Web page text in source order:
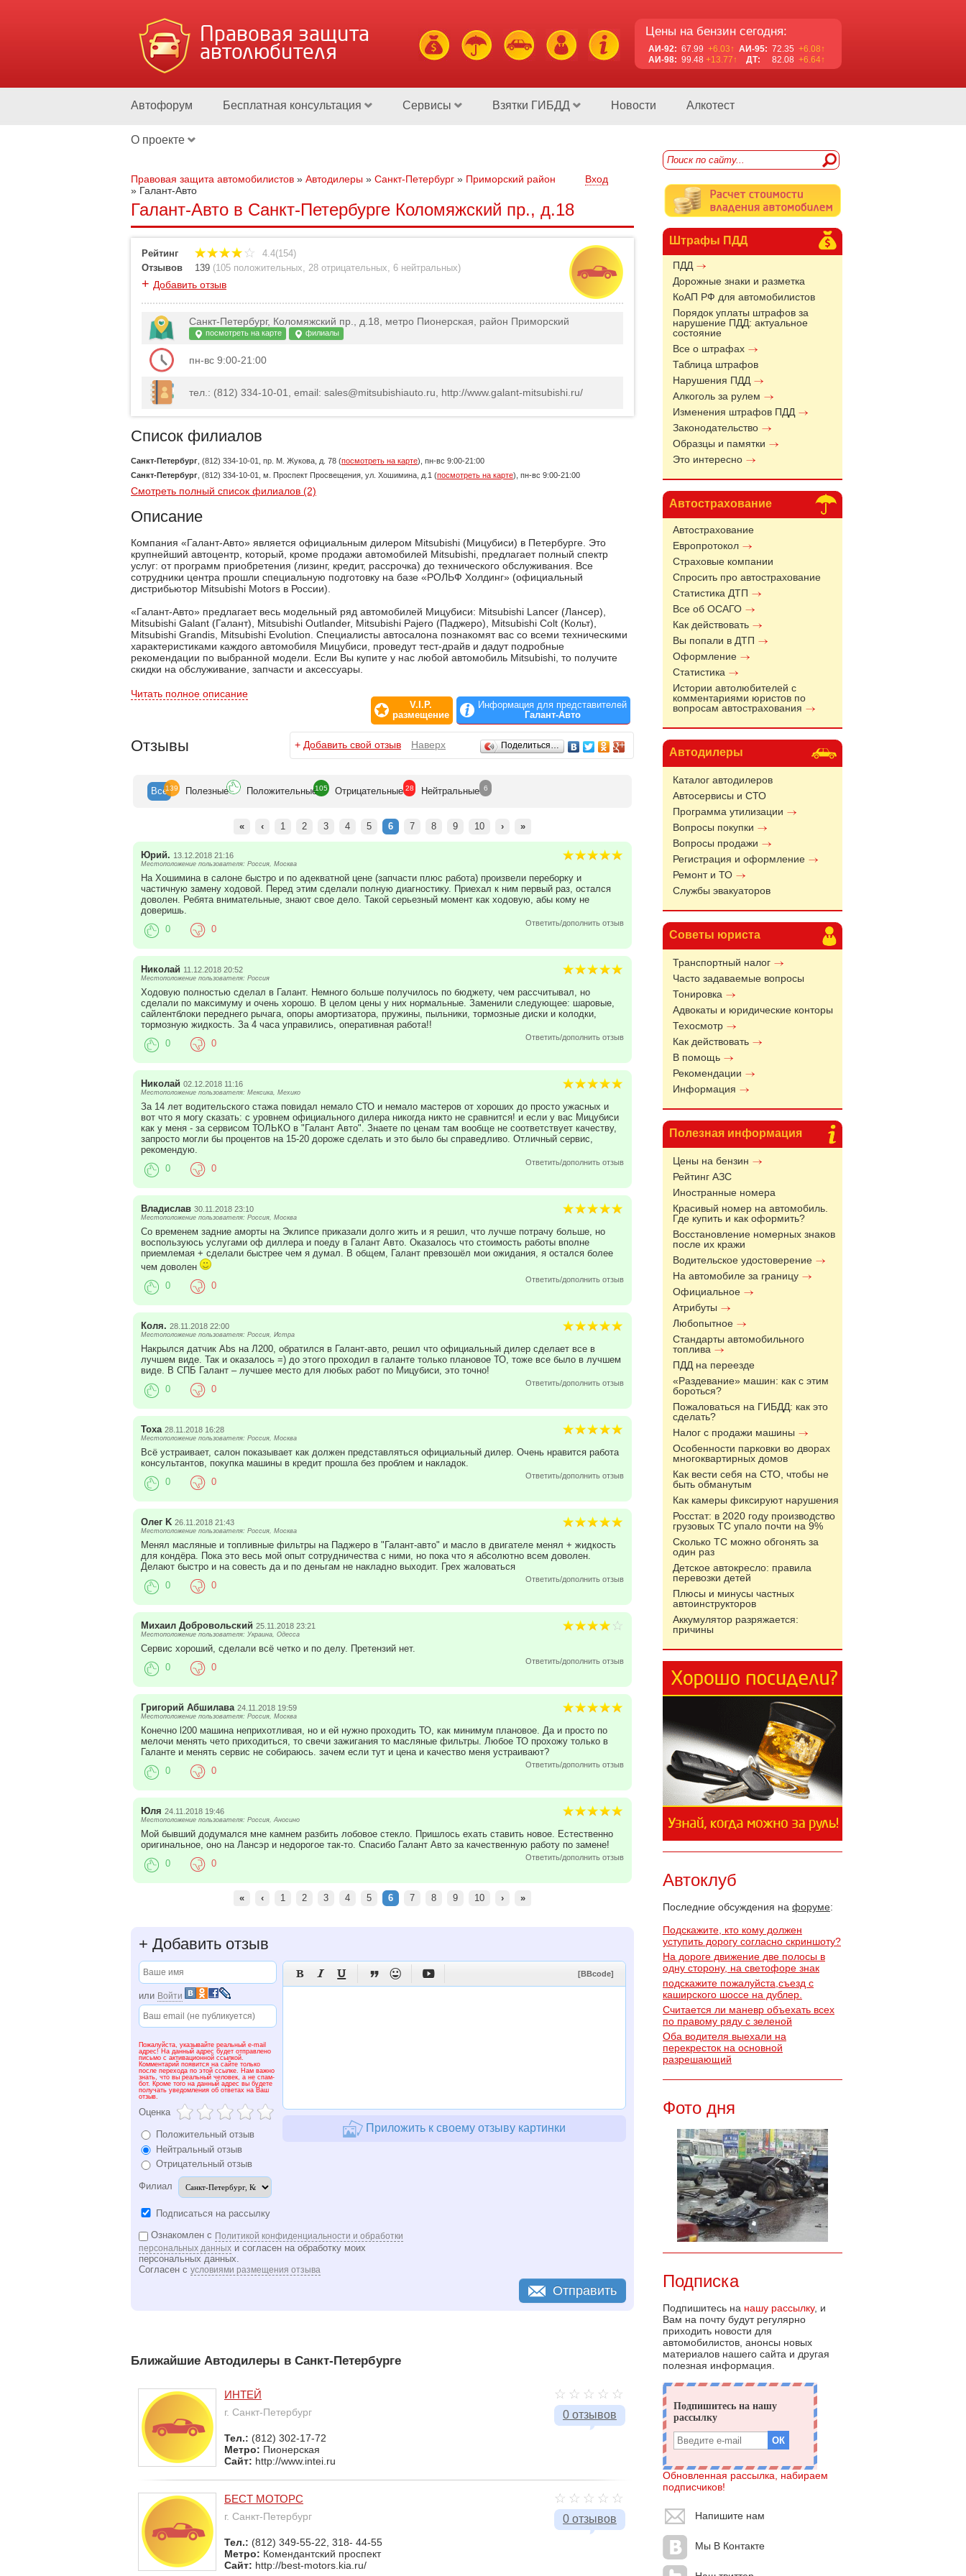
Правовая защита
автолюбителя
Цены на бензин сегодня:
АИ-92: 67.99 +6.03↑ АИ-95: 72.35 +6.08↑
АИ-98: 99.48 +13.77↑ ДТ: 82.08 +6.64↑
Автофорум Бесплатная консультация Сервисы Взятки ГИБДД Новости Алкотест
О проекте
Штрафы ПДД
ПДД
Дорожные знаки и разметка
КоАП РФ для автомобилистов
Порядок уплаты штрафов за
нарушение ПДД: актуальное
состояние
Все о штрафах
Таблица штрафов
Нарушения ПДД
Алкоголь за рулем
Изменения штрафов ПДД
Законодательство
Образцы и памятки
Это интересно
Автострахование
Автострахование
Европротокол
Страховые компании
Спросить про автострахование
Статистика ДТП
Все об ОСАГО
Как действовать
Вы попали в ДТП
Оформление
Статистика
Истории автолюбителей с
комментариями юристов по
вопросам автострахования
Автодилеры
Каталог автодилеров
Автосервисы и СТО
Программа утилизации
Вопросы покупки
Вопросы продажи
Регистрация и оформление
Ремонт и ТО
Службы эвакуаторов
Советы юриста
Транспортный налог
Часто задаваемые вопросы
Тонировка
Адвокаты и юридические конторы
Техосмотр
Как действовать
В помощь
Рекомендации
Информация
Полезная информация
Цены на бензин
Рейтинг АЗС
Иностранные номера
Красивый номер на автомобиль.
Где купить и как оформить?
Восстановление номерных знаков
после их кражи
Водительское удостоверение
На автомобиле за границу
Официальное
Атрибуты
Любопытное
Стандарты автомобильного
топлива
ПДД на переезде
«Раздевание» машин: как с этим
бороться?
Пожаловаться на ГИБДД: как это
сделать?
Налог с продажи машины
Особенности парковки во дворах
многоквартирных домов
Как вести себя на СТО, чтобы не
быть обманутым
Как камеры фиксируют нарушения
Росстат: в 2020 году производство
грузовых ТС упало почти на 9%
Сколько ТС можно обгонять за
один раз
Детское автокресло: правила
перевозки детей
Плюсы и минусы частных
автоинструкторов
Аккумулятор разряжается:
причины
Автоклуб
Последние обсуждения на форуме:
Подскажите, кто кому должен
уступить дорогу согласно скриншоту?
На дороге движение две полосы в
одну сторону, на светофоре знак
подскажите пожалуйста,съезд с
каширского шоссе на дублер.
Считается ли маневр объехать всех
по правому ряду с зеленой
Оба водителя выехали на
перекресток на основной
разрешающий
Фото дня
Подписка
Подпишитесь на нашу рассылку, и
Вам на почту будут регулярно
приходить новости для
автомобилистов, анонсы новых
материалов нашего сайта и другая
полезная информация.
Обновленная рассылка, набираем
подписчиков!
Напишите нам
Мы В Контакте
Правовая защита автомобилистов » Автодилеры » Санкт-Петербург » Приморский район
» Галант-Авто
Вход
Галант-Авто в Санкт-Петербурге Коломяжский пр., д.18
Рейтинг
4.4(154)
Отзывов
139 (105 положительных, 28 отрицательных, 6 нейтральных)
+ Добавить отзыв
Санкт-Петербург, Коломяжский пр., д.18, метро Пионерская, район Приморский
посмотреть на карте филиалы
пн-вс 9:00-21:00
тел.: (812) 334-10-01, email: sales@mitsubishiauto.ru, http://www.galant-mitsubishi.ru/
Список филиалов
Санкт-Петербург , (812) 334-10-01, пр. М. Жукова, д. 78 (посмотреть на карте), пн-вс 9:00-21:00
Санкт-Петербург , (812) 334-10-01, м. Проспект Просвещения, ул. Хошимина, д.1 (посмотреть на карте), пн-вс 9:00-21:00
Смотреть полный список филиалов (2)
Описание
Компания «Галант-Авто» является официальным дилером Mitsubishi (Мицубиси) в Петербурге. Это
крупнейший автоцентр, который, кроме продажи автомобилей Mitsubishi, предлагает полный спектр
услуг: от программ приобретения (лизинг, кредит, рассрочка) до технического обслуживания. Все
сотрудники центра прошли специальную подготовку на базе «РОЛЬФ Холдинг» (официальный
дистрибьютор Mitsubishi Motors в России).
«Галант-Авто» предлагает весь модельный ряд автомобилей Мицубиси: Mitsubishi Lancer (Лансер),
Mitsubishi Galant (Галант), Mitsubishi Outlander, Mitsubishi Pajero (Паджеро), Mitsubishi Colt (Кольт),
Mitsubishi Grandis, Mitsubishi Evolution. Специалисты автосалона познакомят вас со всеми техническими
характеристиками каждого автомобиля Мицубиси, проведут тест-драйв и дадут подробные
рекомендации по выбранной модели. Если Вы купите у нас любой автомобиль Mitsubishi, то получите
скидки на обслуживание, запчасти и аксессуары.
Только в салонах «Галант-Авто» вы сможете купить самые популярные автомобили Mitsubishi
(Мицубиси) с различной комплектацией: Lancer X (Лансер Х), Outlander XL (Аутлендер ХL), Mitsubishi
ort (Паджеро Спорт), Mitsubishi Evolution и многое другие. На складе «Галант-Авто» всегда предоставлен
широкий выбор запчастей и комплектующих.
Читать полное описание
V.I.P.
размещение
Информация для представителей
Галант-Авто
Отзывы + Добавить свой отзыв Наверх Поделиться…
Все139 Полезные Положительные105 Отрицательные 28 Нейтральные 6
« ‹ 1 2 3 4 5 6 7 8 9 10 › »
Юрий. 13.12.2018 21:16
Местоположение пользователя: Россия, Москва
На Хошимина в салоне быстро и по адекватной цене (запчасти плюс работа) произвели переборку и
частичную замену ходовой. Перед этим сделали полную диагностику. Приехал к ним первый раз, остался
доволен. Ребята внимательные, знают свое дело. Такой серьезный момент как ходовую, абы кому не
доверишь.
Ответить/дополнить отзыв
0 0
Николай 11.12.2018 20:52
Местоположение пользователя: Россия
Ходовую полностью сделал в Галант. Немного больше получилось по бюджету, чем рассчитывал, но
сделали по максимуму и очень хорошо. В целом цены у них нормальные. Заменили следующее: шаровые,
сайлентблоки переднего рычага, опоры амортизатора, пружины, пыльники, тормозные диски и колодки,
тормозную жидкость. За 4 часа управились, оперативная работа!!
Ответить/дополнить отзыв
0 0
Николай 02.12.2018 11:16
Местоположение пользователя: Мексика, Мехико
За 14 лет водительского стажа повидал немало СТО и немало мастеров от хороших до просто ужасных и
вот что я могу сказать: с уровнем официального дилера никогда никто не сравнится! и если у вас Мицубиси
как у меня - за сервисом ТОЛЬКО в "Галант Авто". Знаете по ценам там вообще не соответствует качеству,
запросто могли бы процентов на 15-20 дороже сделать и это было бы справедливо. Отличный сервис,
рекомендую.
Ответить/дополнить отзыв
0 0
Владислав 30.11.2018 23:10
Местоположение пользователя: Россия, Москва
Со временем задние аморты на Эклипсе приказали долго жить и я решил, что лучше потрачу больше, но
воспользуюсь услугами оф диллера и поеду в Галант Авто. Оказалось что стоимость работы вполне
приемлемая + сделали быстрее чем я думал. В общем, Галант превзошёл мои ожидания, я остался более
чем доволен
Ответить/дополнить отзыв
0 0
Коля. 28.11.2018 22:00
Местоположение пользователя: Россия, Истра
Накрылся датчик Abs на Л200, обратился в Галант-авто, решил что официальный дилер сделает все в
лучшем виде. Так и оказалось =) до этого проходил в галанте только плановое ТО, тоже все было в лучшем
виде. В СПБ Галант – лучшее место для любых работ по Мицубиси, это точно!
Ответить/дополнить отзыв
0 0
Тоха 28.11.2018 16:28
Местоположение пользователя: Россия, Москва
Всё устраивает, салон показывает как должен представляться официальный дилер. Очень нравится работа
консультантов, покупка машины в кредит прошла без проблем и накладок.
Ответить/дополнить отзыв
0 0
Олег K 26.11.2018 21:43
Местоположение пользователя: Россия, Москва
Менял масляные и топливные фильтры на Паджеро в "Галант-авто" и масло в двигателе менял + жидкость
для кондёра. Пока это весь мой опыт сотрудничества с ними, но пока что я абсолютно всем доволен.
Делают быстро и на совесть да и по деньгам не накладно выходит. Грех жаловаться
Ответить/дополнить отзыв
0 0
Михаил Добровольский 25.11.2018 23:21
Местоположение пользователя: Украина, Одесса
Сервис хороший, сделали всё четко и по делу. Претензий нет.
Ответить/дополнить отзыв
0 0
Григорий Абшилава 24.11.2018 19:59
Местоположение пользователя: Россия, Москва
Конечно l200 машина неприхотливая, но и ей нужно проходить ТО, как минимум плановое. Да и просто по
мелочи менять чето приходиться, то свечи зажигания то масляные фильтры. Любое ТО прохожу только в
Галанте и менять сервис не собираюсь. зачем если тут и цена и качество меня устраивают?
Ответить/дополнить отзыв
0 0
Юля 24.11.2018 19:46
Местоположение пользователя: Россия, Аносино
Мой бывший додумался мне камнем разбить лобовое стекло. Пришлось ехать ставить новое. Естественно
оригинальное, оно на Лансэр и недорогое так-то. Спасибо Галант Авто за качественную работу по замене!
Ответить/дополнить отзыв
0 0
« ‹ 1 2 3 4 5 6 7 8 9 10 › »
+ Добавить отзыв
или Войти
Пожалуйста, указывайте реальный e-mail
адрес! На данный адрес будет отправлено
письмо с активационной ссылкой.
Комментарий появится на сайте только
после перехода по этой ссылке. Нам важно
знать, что вы реальный человек, а не спам-
бот. Кроме того на данный адрес вы будете
получать уведомления об ответах на Ваш
отзыв.
Оценка
Положительный отзыв
Нейтральный отзыв
Отрицательный отзыв
Филиал
Подписаться на рассылку
      [BBcode]
Приложить к своему отзыву картинки
Ознакомлен с Политикой конфиденциальности и обработки
персональных данных и согласен на обработку моих
персональных данных.
Согласен с условиями размещения отзыва
Отправить
Ближайшие Автодилеры в Санкт-Петербурге
0 отзывов
ИНТЕЙ
г. Санкт-Петербург
Тел.: (812) 302-17-72
Метро: Пионерская
Сайт: http://www.intei.ru
0 отзывов
БЕСТ МОТОРС
г. Санкт-Петербург
Тел.: (812) 349-55-22, 318- 44-55
Метро: Комендантский проспект
Сайт: http://best-motors.kia.ru/